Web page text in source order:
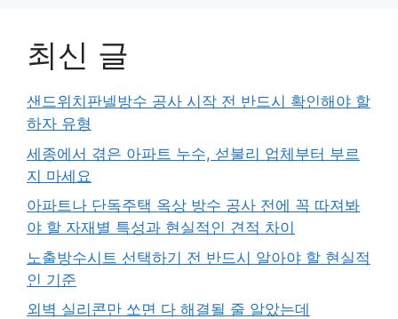
최신 글
샌드위치판넬방수 공사 시작 전 반드시 확인해야 할
하자 유형
세종에서 겪은 아파트 누수, 섣불리 업체부터 부르
지 마세요
아파트나 단독주택 옥상 방수 공사 전에 꼭 따져봐
야 할 자재별 특성과 현실적인 견적 차이
노출방수시트 선택하기 전 반드시 알아야 할 현실적
인 기준
외벽 실리콘만 쏘면 다 해결될 줄 알았는데